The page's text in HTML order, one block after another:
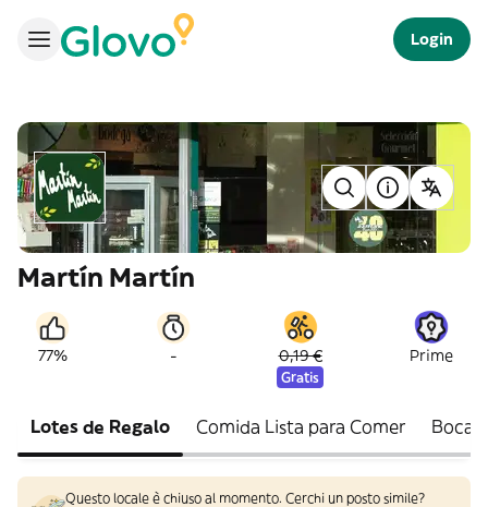
Login
Martín Martín
77% - 0,19 €
Gratis
Prime
Lotes de Regalo Comida Lista para Comer
Questo locale è chiuso al momento. Cerchi un posto simile?